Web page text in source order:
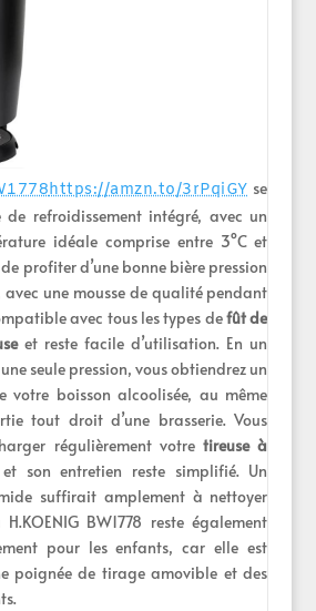
https://amzn.to/3rPqiGY se
de refroidissement intégré, avec un
idéale comprise entre 3°C et
profiter d’une bonne bière pression
une mousse de qualité pendant
avec tous les types defût de
et reste facile d’utilisation. En un
seule pression, vous obtiendrez un
votre boisson alcoolisée, au même
tout droit d’une brasserie. Vous
régulièrement votretireuse à
son entretien reste simplifié. Un
suffirait amplement à nettoyer
BW1778 reste également
pour les enfants, car elle est
poignée de tirage amovible et des